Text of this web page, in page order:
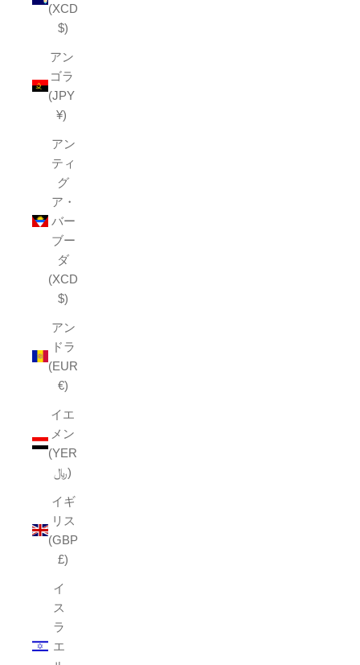
(XCD
$)
アン
ゴラ
(JPY
¥)
アン
ティ
グ
ア・
バー
ブー
ダ
(XCD
$)
アン
ドラ
(EUR
€)
イエ
メン
(YER
﷼)
イギ
リス
(GBP
£)
イ
ス
ラ
エ